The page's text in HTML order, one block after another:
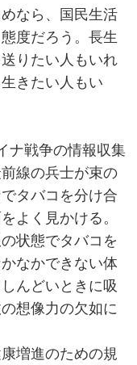
なら、国民生活
度だろう。長生
りたい人もいれ
きたい人もい
ナ戦争の情報収集
線の兵士が束の
タバコを分け合
よく見かける。
状態でタバコを
なかできない体
んどいときに吸
想像力の欠如に
増進のための規